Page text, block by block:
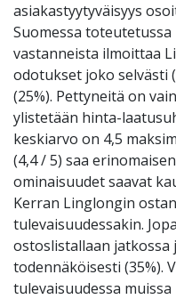
asiakastyytyväisyys
Suomessa toteutetussa
vastanneista ilmoittaa
odotukset joko selvästi
(25%). Pettyneitä on
ylistetään hinta-
keskiarvo on 4,5
(4,4 / 5) saa
ominaisuudet saavat
Kerran Linglongin
tulevaisuudessakin.
ostoslistallaan jatkossa
todennäköisesti (35%).
tulevaisuudessa